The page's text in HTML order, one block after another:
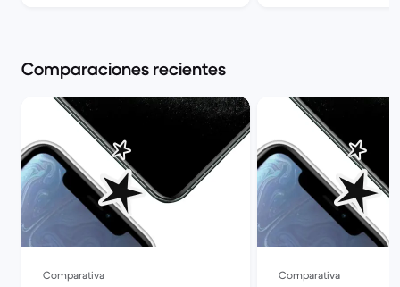
Comparaciones recientes
Comparativa Comparativa